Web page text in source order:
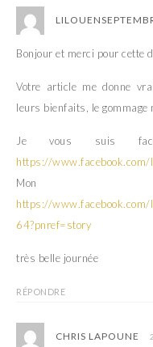
Bonjour et merci pour cette
Votre article me donne
leurs bienfaits, le gommage
Je vous suis
https://www.facebook.com/
Mon
https://
64?pnref=story
très belle journée
RÉPONDRE
CHRIS LAPOUNE